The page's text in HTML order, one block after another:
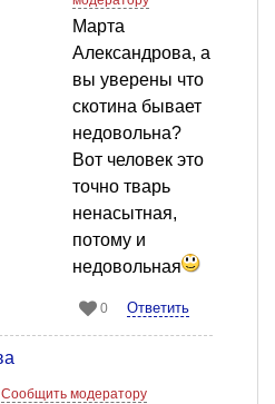
Марта
Александрова, а
вы уверены что
скотина бывает
недовольна?
Вот человек это
точно тварь
ненасытная,
потому и
недовольная
0 Ответить
Сообщить модератору